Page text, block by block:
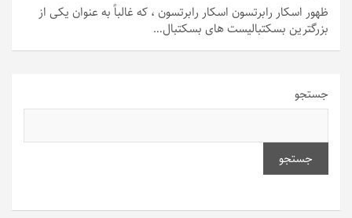
ظهور اسکار رابرتسون اسکار رابرتسون ، که غالباً به عنوان یکی از
بزرگترین بسکتبالیست های بسکتبال…
جستجو
جستجو